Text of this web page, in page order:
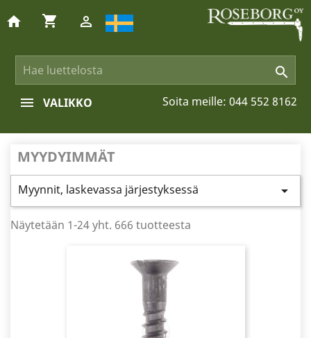

home shopping_cart 
Soita meille: 044 552 8162
VALIKKO
MYYDYIMMÄT
Myynnit, laskevassa järjestyksessä 
Näytetään 1-24 yht. 666 tuotteesta